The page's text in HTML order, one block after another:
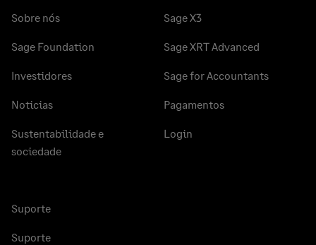
Sobre nós
Sage Foundation
Investidores
Noticias
Sustentabilidade e
sociedade
Sage X3
Sage XRT Advanced
Sage for Accountants
Pagamentos
Login
Suporte
Suporte